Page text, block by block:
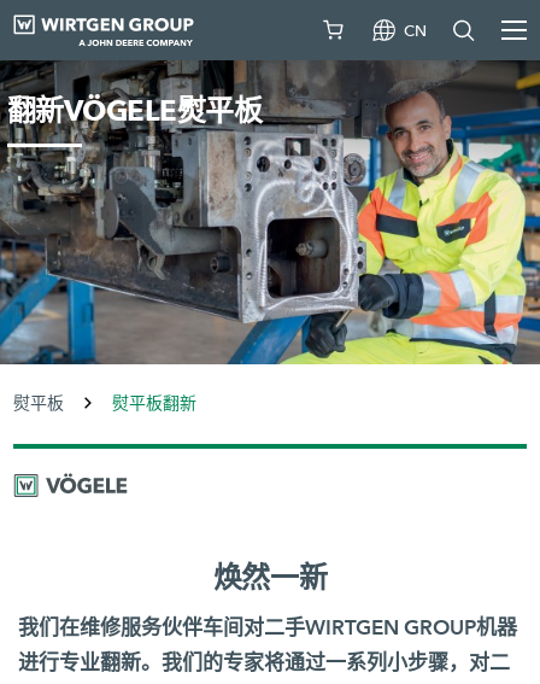
CN
翻新VÖGELE熨平板
熨平板 熨平板翻新
焕然一新
我们在维修服务伙伴车间对二手WIRTGEN GROUP机器
进行专业翻新。我们的专家将通过一系列小步骤，对二